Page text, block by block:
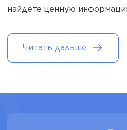
найдете ценную
Читать дальше